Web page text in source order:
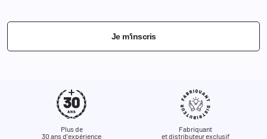
Je m'inscris
Plus de
30 ans d'expérience
Fabriquant
et distributeur exclusif